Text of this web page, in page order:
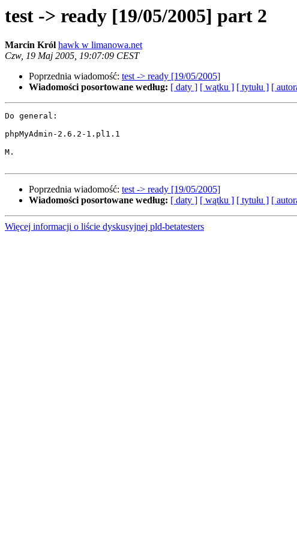
test -> ready [19/05/2005] part 2
Marcin Król hawk w limanowa.net
Czw, 19 Maj 2005, 19:07:09 CEST
Poprzednia wiadomość: test -> ready [19/05/2005]
Wiadomości posortowane według: [ daty ] [ wątku ] [ tytułu ] [
Do general:
phpMyAdmin-2.6.2-1.pl1.1
M.
Poprzednia wiadomość: test -> ready [19/05/2005]
Wiadomości posortowane według: [ daty ] [ wątku ] [ tytułu ] [
Więcej informacji o liście dyskusyjnej pld-betatesters